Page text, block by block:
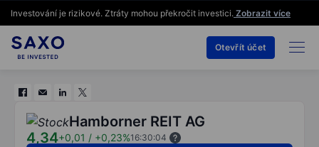
Investování je rizikové. Ztráty mohou překročit investici. Zobrazit více
Otevřít účet
Hamborner REIT AG
4,34+0,01 / +0,23%16:30:04